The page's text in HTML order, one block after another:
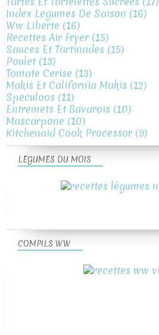
Index Legumes De Saison (16)
Ww Liberte (16)
Recettes Air Fryer (15)
Sauces Et Tartinades (15)
Poulet(13)
Tomate Cerise (13)
Makis Et California Makis (12)
Speculoos (11)
Entremets Et Bavarois (10)
Mascarpone (10)
Kitchenaid Cook Processor (9)
LEGUMES DU MOIS
COMPILS WW